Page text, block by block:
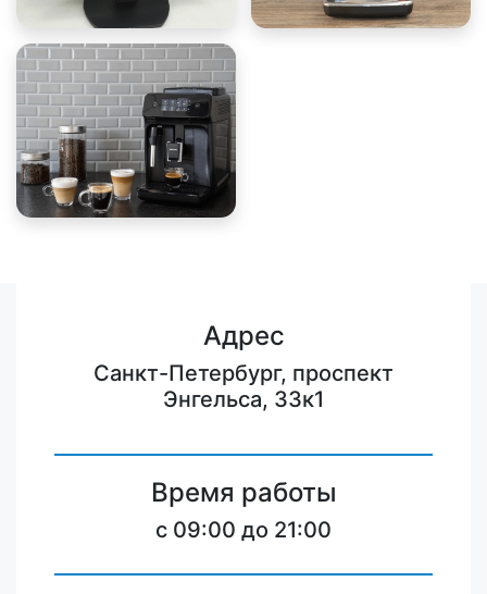
Адрес
Санкт-Петербург, проспект
Энгельса, 33к1
Время работы
c 09:00 до 21:00